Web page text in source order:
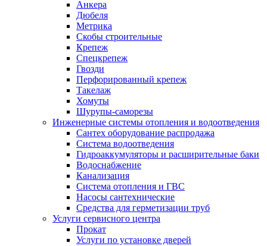
Анкера
Дюбеля
Метрика
Скобы строительные
Крепеж
Спецкрепеж
Гвозди
Перфорированный крепеж
Такелаж
Хомуты
Шурупы-саморезы
Инженерные системы отопления и водоотведения
Сантех оборудование распродажа
Система водоотведения
Гидроаккумуляторы и расширительные баки
Водоснабжение
Канализация
Система отопления и ГВС
Насосы сантехнические
Средства для герметизации труб
Услуги сервисного центра
Прокат
Услуги по установке дверей